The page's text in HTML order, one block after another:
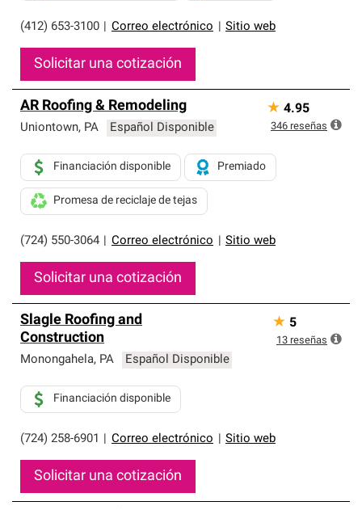
(412) 653-3100 Correo electrónico Sitio web
Solicitar una cotización
AR Roofing & Remodeling
Uniontown, PA Español Disponible
(724) 550-3064 Correo electrónico Sitio web
Financiación disponible Premiado
Promesa de reciclaje de tejas
Solicitar una cotización
★ 4.95
346 reseñas
Slagle Roofing and
Construction
Monongahela, PA Español Disponible
(724) 258-6901 Correo electrónico Sitio web
Financiación disponible
Solicitar una cotización
★ 5
13 reseñas